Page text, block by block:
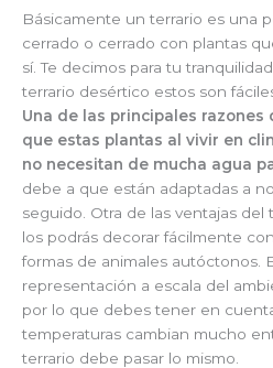
Básicamente un terrario es una
cerrado o cerrado con plantas
sí. Te decimos para tu
terrario desértico estos son
Una de las principales razones
que estas plantas al vivir en
no necesitan de mucha agua
debe a que están adaptadas a
seguido. Otra de las ventajas
los podrás decorar fácilmente
formas de animales autóctonos.
representación a escala del
por lo que debes tener en
temperaturas cambian mucho
terrario debe pasar lo mismo.